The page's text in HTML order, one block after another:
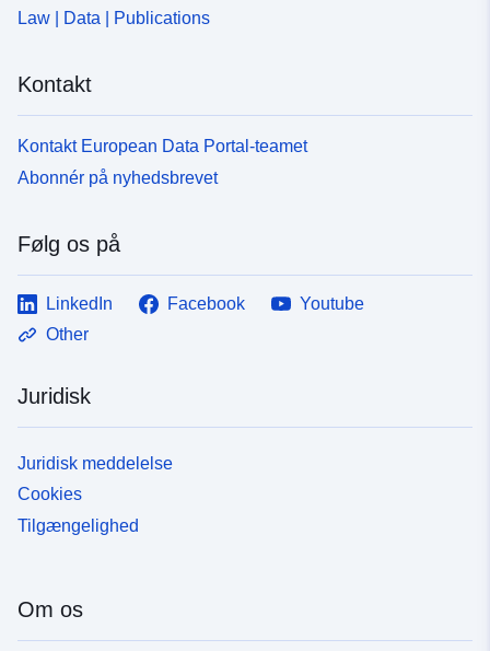
Law | Data | Publications
Kontakt
Kontakt European Data Portal-teamet
Abonnér på nyhedsbrevet
Følg os på
LinkedIn Facebook
Youtube
Other
Juridisk
Juridisk meddelelse
Cookies
Tilgængelighed
Om os